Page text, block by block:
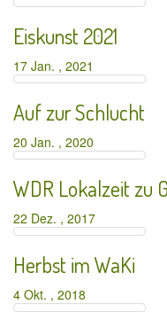
Eiskunst 2021
17 Jan. , 2021
Auf zur Schlucht
20 Jan. , 2020
WDR Lokalzeit zu
22 Dez. , 2017
Herbst im WaKi
4 Okt. , 2018